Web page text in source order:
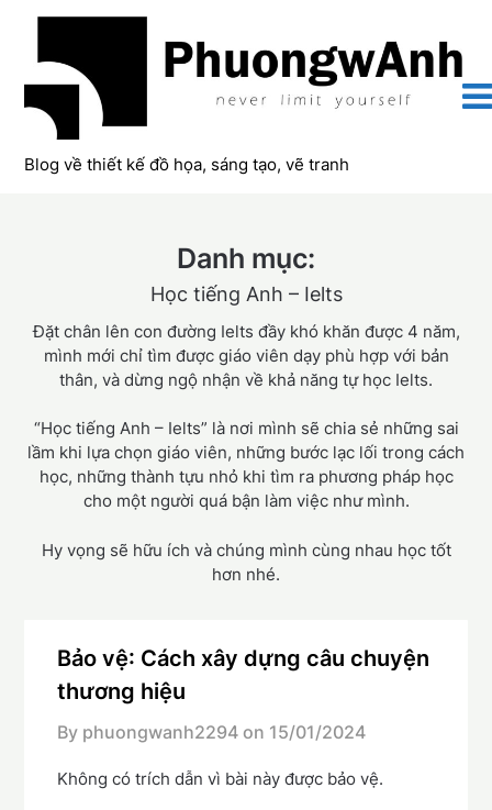
content
Blog về thiết kế đồ họa, sáng tạo, vẽ tranh
Danh mục:
Học tiếng Anh – Ielts
Đặt chân lên con đường Ielts đầy khó khăn được 4 năm,
mình mới chỉ tìm được giáo viên dạy phù hợp với bản
thân, và dừng ngộ nhận về khả năng tự học Ielts.
“Học tiếng Anh – Ielts” là nơi mình sẽ chia sẻ những sai
lầm khi lựa chọn giáo viên, những bước lạc lối trong cách
học, những thành tựu nhỏ khi tìm ra phương pháp học
cho một người quá bận làm việc như mình.
Hy vọng sẽ hữu ích và chúng mình cùng nhau học tốt
hơn nhé.
Bảo vệ: Cách xây dựng câu chuyện
thương hiệu
By phuongwanh2294 on 15/01/2024
Không có trích dẫn vì bài này được bảo vệ.